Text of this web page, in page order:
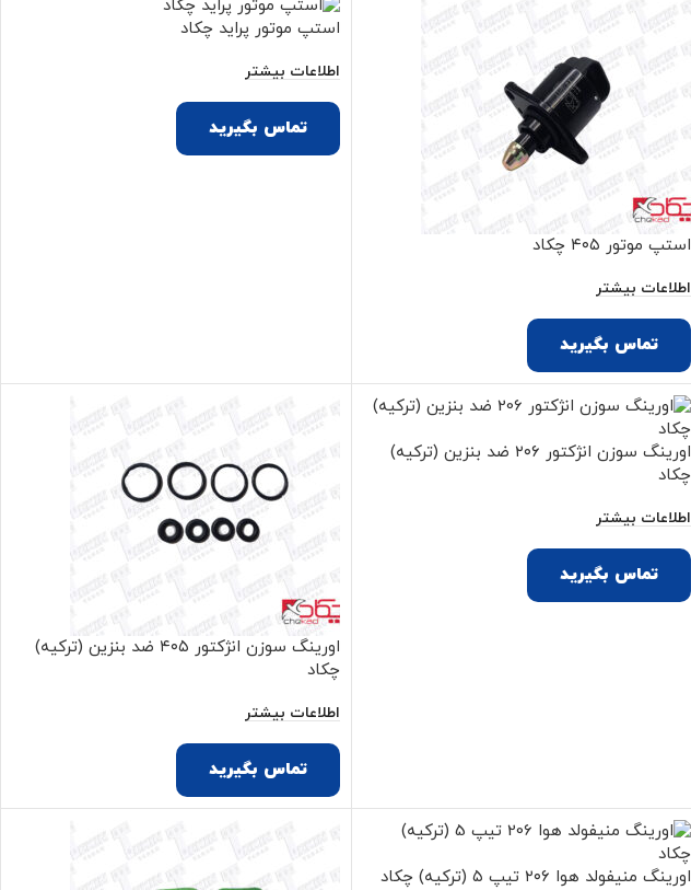
استپ موتور ۴۰۵ چکاد
اطلاعات بیشتر
تماس بگیرید
استپ موتور پراید چکاد
اطلاعات بیشتر
تماس بگیرید
اورینگ سوزن انژکتور ۲۰۶ ضد بنزین (ترکیه)
چکاد
اطلاعات بیشتر
تماس بگیرید
اورینگ سوزن انژکتور ۴۰۵ ضد بنزین (ترکیه)
چکاد
اطلاعات بیشتر
تماس بگیرید
اورینگ منیفولد هوا ۲۰۶ تیپ ۵ (ترکیه) چکاد